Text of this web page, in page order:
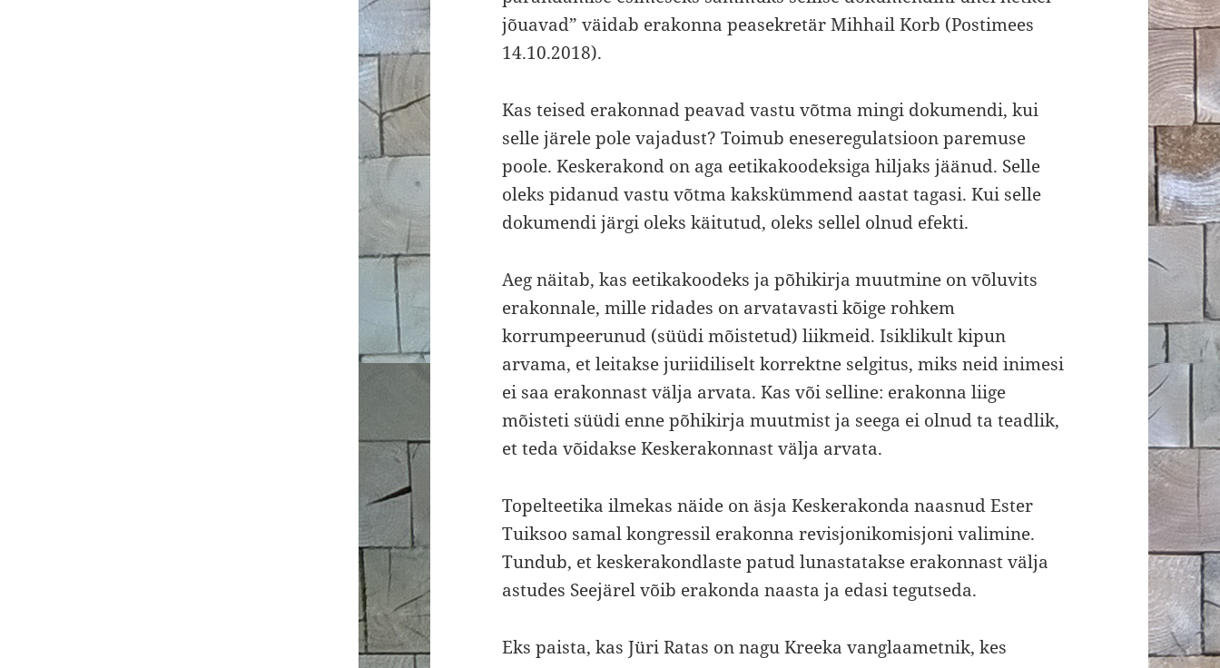
jõuavad” väidab erakonna peasekretär Mihhail Korb (Postimees
14.10.2018).
Kas teised erakonnad peavad vastu võtma mingi dokumendi, kui
selle järele pole vajadust? Toimub eneseregulatsioon paremuse
poole. Keskerakond on aga eetikakoodeksiga hiljaks jäänud. Selle
oleks pidanud vastu võtma kakskümmend aastat tagasi. Kui selle
dokumendi järgi oleks käitutud, oleks sellel olnud efekti.
Aeg näitab, kas eetikakoodeks ja põhikirja muutmine on võluvits
erakonnale, mille ridades on arvatavasti kõige rohkem
korrumpeerunud (süüdi mõistetud) liikmeid. Isiklikult kipun
arvama, et leitakse juriidiliselt korrektne selgitus, miks neid inimesi
ei saa erakonnast välja arvata. Kas või selline: erakonna liige
mõisteti süüdi enne põhikirja muutmist ja seega ei olnud ta teadlik,
et teda võidakse Keskerakonnast välja arvata.
Topelteetika ilmekas näide on äsja Keskerakonda naasnud Ester
Tuiksoo samal kongressil erakonna revisjonikomisjoni valimine.
Tundub, et keskerakondlaste patud lunastatakse erakonnast välja
astudes Seejärel võib erakonda naasta ja edasi tegutseda.
Eks paista, kas Jüri Ratas on nagu Kreeka vanglaametnik, kes